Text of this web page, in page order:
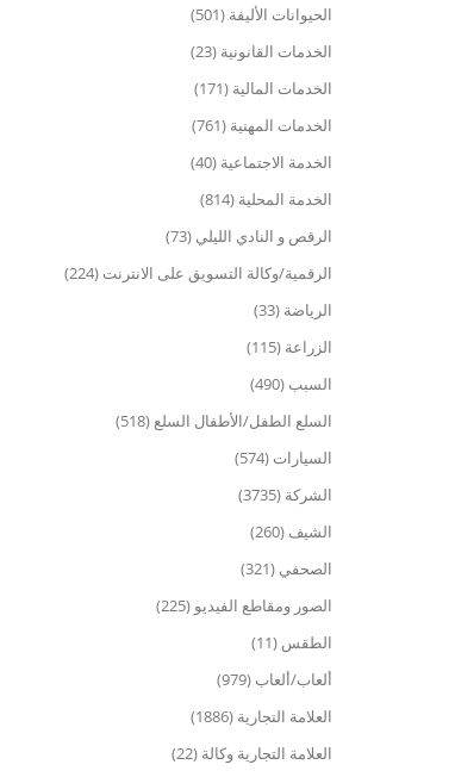
الحيوانات الأليفة (501)
الخدمات القانونية (23)
الخدمات المالية (171)
الخدمات المهنية (761)
الخدمة الاجتماعية (40)
الخدمة المحلية (814)
الرقص و النادي الليلي (73)
الرقمية/وكالة التسويق على الانترنت (224)
الرياضة (33)
الزراعة (115)
السبب (490)
السلع الطفل/الأطفال السلع (518)
السيارات (574)
الشركة (3735)
الشيف (260)
الصحفي (321)
الصور ومقاطع الفيديو (225)
الطقس (11)
ألعاب/ألعاب (979)
العلامة التجارية (1886)
العلامة التجارية وكالة (22)